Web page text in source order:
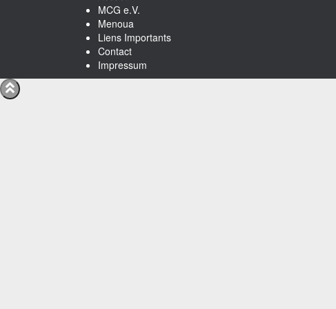
MCG e.V.
Menoua
Liens Importants
Contact
Impressum